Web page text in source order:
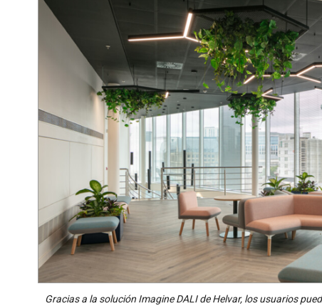
Gracias a la solución Imagine DALI de Helvar, los usuarios